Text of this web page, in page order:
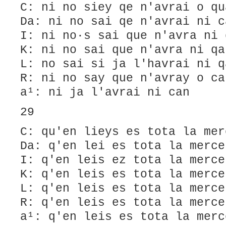
C: ni no siey qe n'avrai o
Da: ni no sai qe n'avrai ni
I: ni no·s sai que n'avra ni
K: ni no sai que n'avra ni
L: no sai si ja l'havrai ni
R: ni no say que n'avray o
a¹: ni ja l'avrai ni can
29
C: qu'en lieys es tota la
Da: q'en lei es tota la
I: q'en leis ez tota la
K: q'en leis es tota la
L: q'en leis es tota la
R: q'en leis es tota la
a¹: q'en leis es tota la